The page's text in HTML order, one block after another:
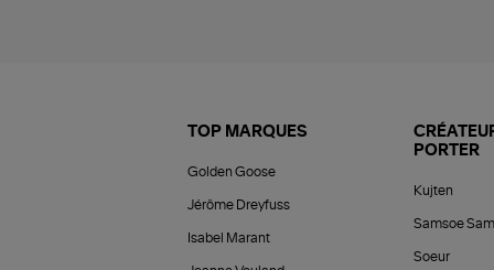
TOP MARQUES
Golden Goose
Jérôme Dreyfuss
Isabel Marant
PORTER
Kujten
Samsoe
Soeur